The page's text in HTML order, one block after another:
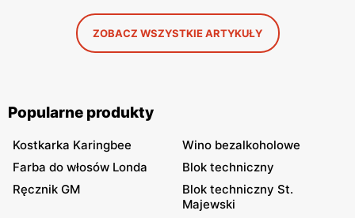
ZOBACZ WSZYSTKIE ARTYKUŁY
Popularne produkty
Kostkarka Karingbee
Wino bezalkoholowe
Farba do włosów Londa
Blok techniczny
Ręcznik GM
Blok techniczny St.
Majewski